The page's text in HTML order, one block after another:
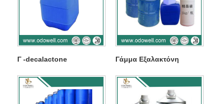
Γ -decalactone Γάμμα Εξαλακτόνη